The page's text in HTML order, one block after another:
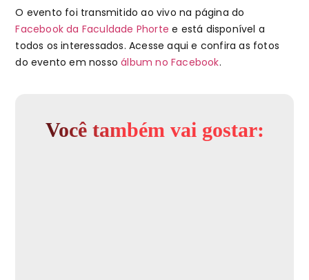
O evento foi transmitido ao vivo na página do
Facebook da Faculdade Phorte e está disponível a
todos os interessados. Acesse aqui e confira as fotos
do evento em nossoálbum no Facebook.
Você também vai gostar: